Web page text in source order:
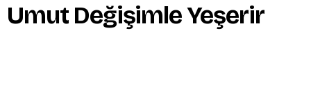
Umut Değişimle Yeşerir